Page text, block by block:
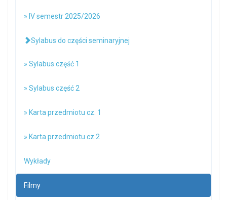
» IV semestr 2025/2026
Sylabus do części seminaryjnej
» Sylabus część 1
» Sylabus część 2
» Karta przedmiotu cz. 1
» Karta przedmiotu cz.2
Wykłady
Filmy